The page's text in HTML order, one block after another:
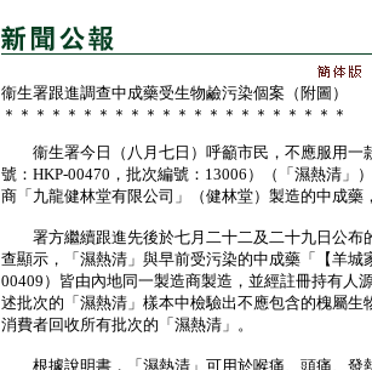
衞生署跟進調查中成藥受生物鹼污染個案（附圖）
＊＊＊＊＊＊＊＊＊＊＊＊＊＊＊＊＊＊＊＊＊＊
衞生署今日（八月七日）呼籲市民，不應服用一
號：HKP-00470，批次編號：13006）（「濕熱清」
商「九龍健林堂有限公司」（健林堂）製造的中成藥
署方繼續跟進先後於七月二十二及二十九日公布
查顯示，「濕熱清」與早前受污染的中成藥「【羊城
00409）皆由內地同一製造商製造，並經註冊持有人
述批次的「濕熱清」樣本中檢驗出不應包含的槐屬生
消費者回收所有批次的「濕熱清」。
根據說明書，「濕熱清」可用於喉痛、頭痛、發